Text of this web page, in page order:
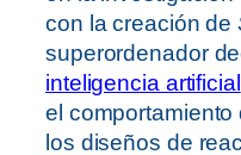
con la creación de
superordenador
inteligencia artificial
el
los diseños de